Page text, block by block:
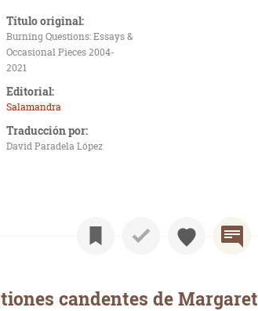
Título original:
Burning Questions: Essays &
Occasional Pieces 2004-
2021
Editorial:
Salamandra
Traducción por:
David Paradela López
candentes de Margaret